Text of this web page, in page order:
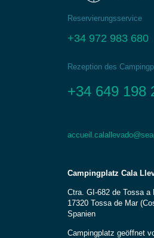
Reservierungsservice
+34 972 983 680
Rezeption des
+34 649 198
Campingplatz Cala
Ctra. GI-682 de Tossa a
17320 Tossa de Mar
Spanien
Campingplatz geöffnet